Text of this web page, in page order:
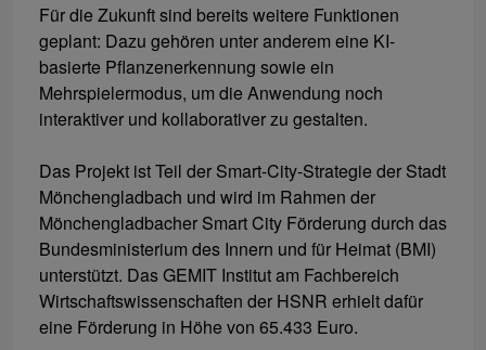
Für die Zukunft sind bereits weitere Funktionen
geplant: Dazu gehören unter anderem eine KI-
basierte Pflanzenerkennung sowie ein
Mehrspielermodus, um die Anwendung noch
interaktiver und kollaborativer zu gestalten.
Das Projekt ist Teil der Smart-City-Strategie der Stadt
Mönchengladbach und wird im Rahmen der
Mönchengladbacher Smart City Förderung durch das
Bundesministerium des Innern und für Heimat (BMI)
unterstützt. Das GEMIT Institut am Fachbereich
Wirtschaftswissenschaften der HSNR erhielt dafür
eine Förderung in Höhe von 65.433 Euro.